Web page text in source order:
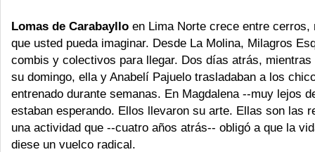
Lomas de Carabayllo en Lima Norte crece entre cerros,
que usted pueda imaginar. Desde La Molina, Milagros
combis y colectivos para llegar. Dos días atrás, mientras
su domingo, ella y Anabelí Pajuelo trasladaban a los
entrenado durante semanas. En Magdalena --muy lejos
estaban esperando. Ellos llevaron su arte. Ellas son las
una actividad que --cuatro años atrás-- obligó a que la
diese un vuelco radical.